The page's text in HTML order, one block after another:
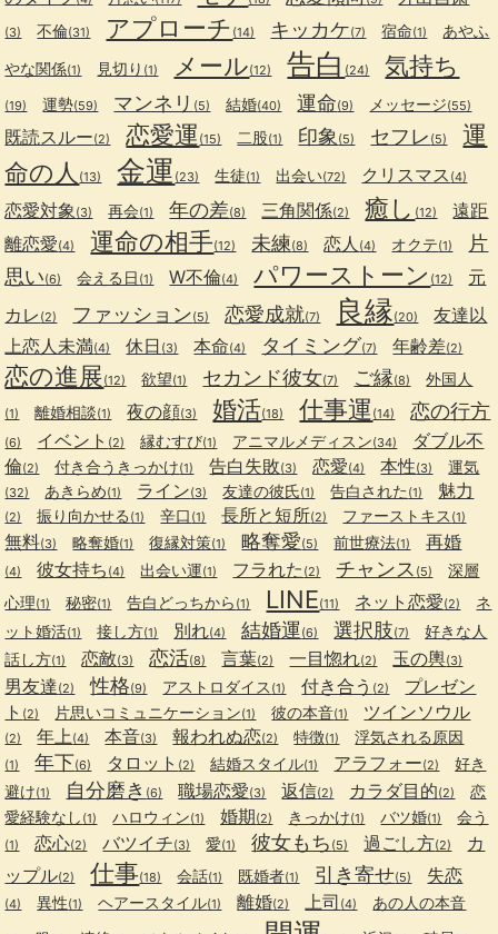
(3) 不倫(31) アプローチ (14) キッカケ(7) 宿命(1)
あやふ
やな関係(1) 見切り (1) メール(12) 告白 (24) 気持ち
(19) 運勢(59) マンネリ (5) 結婚(40) 運命(9) メッセージ(55)
既読スルー(2) 恋愛運 (15) 二股(1) 印象(5) セフレ (5)
運
命の人 (13) 金運 (23) 生徒(1) 出会い(72) クリスマス (4)
恋愛対象(3) 再会(1) 年の差(8) 三角関係(2) 癒し (12)
遠距
離恋愛(4) 運命の相手(12) 未練(8) 恋人 (4) オクテ(1)
片
思い(6) 会える日 (1) W不倫(4) パワーストーン (12)
元
カレ (2) ファッション(5) 恋愛成就(7) 良縁(20)
友達以
上恋人未満(4) 休日 (3) 本命(4) タイミング(7) 年齢差(2)
恋の進展(12) 欲望(1) セカンド彼女(7) ご縁(8) 外国人
(1) 離婚相談(1) 夜の顔(3) 婚活(18) 仕事運 (14) 恋の行方
(6) イベント (2) 縁むすび(1) アニマルメディスン(34)
ダブル不
倫(2) 付き合うきっかけ(1) 告白失敗(3) 恋愛(4) 本性(3) 運気
(32) あきらめ(1) ライン(3) 友達の彼氏(1) 告白された (1) 魅力
(2) 振り向かせる (1) 辛口 (1) 長所と短所(2) ファーストキス (1)
無料(3) 略奪婚(1) 復縁対策(1) 略奪愛(5) 前世療法(1) 再婚
(4) 彼女持ち (4) 出会い運(1) フラれた (2) チャンス (5)
深層
心理(1) 秘密(1) 告白どっちから (1) LINE(11) ネット恋愛(2)
ネ
ット婚活(1) 接し方(1) 別れ(4) 結婚運(6) 選択肢(7)
好きな人
話し方(1) 恋敵(3) 恋活(8) 言葉(2) 一目惚れ(2) 玉の輿(3)
男友達(2) 性格(9) アストロダイス (1) 付き合う (2)
プレゼン
ト (2) 片思いコミュニケーション(1) 彼の本音(1) ツインソウル
(2) 年上(4) 本音(3) 報われぬ恋(2) 特徴(1) 浮気される原因
(1) 年下(6) タロット (2) 結婚スタイル(1) アラフォー(2)
好き
避け(1) 自分磨き (6) 職場恋愛(3) 返信(2) カラダ目的(2)
恋
愛経験なし (1) ハロウィン(1) 婚期(2) きっかけ(1) バツ婚(1) 会う
(1) 恋心(2) バツイチ(3) 愛(1) 彼女もち (5) 過ごし方(2)
カ
ップル(2) 仕事(18) 会話(1) 既婚者(1) 引き寄せ(5) 失恋
(4) 異性(1) ヘアースタイル(1) 離婚(2) 上司 (4) あの人の本音